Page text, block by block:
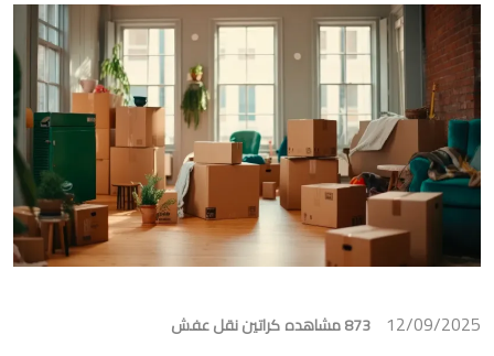
12/09/2025 873 مشاهده كراتين نقل عفش